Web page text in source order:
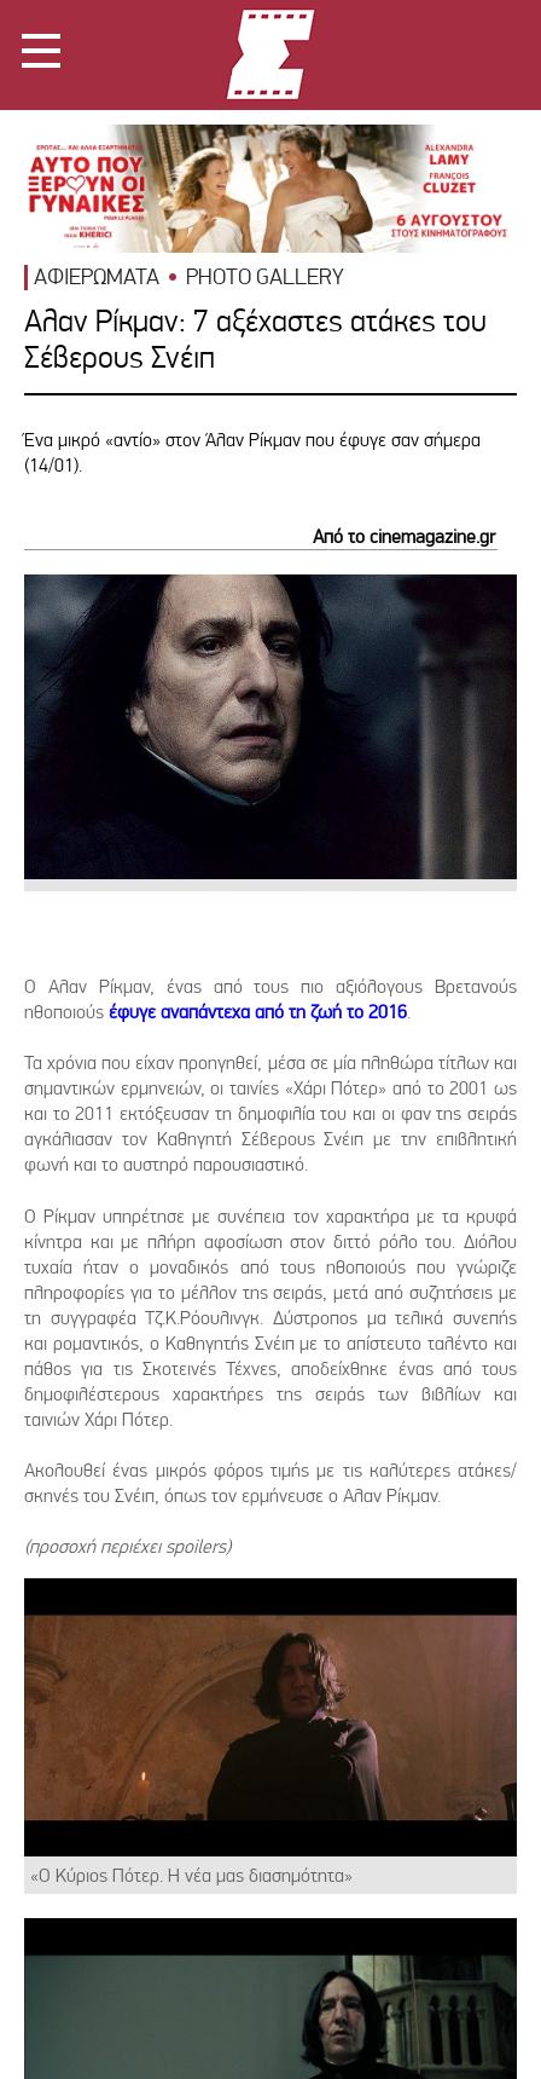
ΑΦΙΕΡΩΜΑΤΑ PHOTO GALLERY
Αλαν Ρίκμαν: 7 αξέχαστες ατάκες του
Σέβερους Σνέιπ
Ένα μικρό «αντίο» στον Άλαν Ρίκμαν που έφυγε σαν σήμερα
(14/01).
Από το cinemagazine.gr
Ο Αλαν Ρίκμαν, ένας από τους πιο αξιόλογους Βρετανούς
ηθοποιούς έφυγε αναπάντεχα από τη ζωή το 2016.
Τα χρόνια που είχαν προηγηθεί, μέσα σε μία πληθώρα τίτλων και
σημαντικών ερμηνειών, οι ταινίες «Χάρι Πότερ» από το 2001 ως
και το 2011 εκτόξευσαν τη δημοφιλία του και οι φαν της σειράς
αγκάλιασαν τον Καθηγητή Σέβερους Σνέιπ με την επιβλητική
φωνή και το αυστηρό παρουσιαστικό.
Ο Ρίκμαν υπηρέτησε με συνέπεια τον χαρακτήρα με τα κρυφά
κίνητρα και με πλήρη αφοσίωση στον διττό ρόλο του. Διόλου
τυχαία ήταν ο μοναδικός από τους ηθοποιούς που γνώριζε
πληροφορίες για το μέλλον της σειράς, μετά από συζητήσεις με
τη συγγραφέα Τζ.Κ.Ρόουλινγκ. Δύστροπος μα τελικά συνεπής
και ρομαντικός, ο Καθηγητής Σνέιπ με το απίστευτο ταλέντο και
πάθος για τις Σκοτεινές Τέχνες, αποδείχθηκε ένας από τους
δημοφιλέστερους χαρακτήρες της σειράς των βιβλίων και
ταινιών Χάρι Πότερ.
Ακολουθεί ένας μικρός φόρος τιμής με τις καλύτερες ατάκες/
σκηνές του Σνέιπ, όπως τον ερμήνευσε ο Αλαν Ρίκμαν.
(προσοχή περιέχει spoilers)
«Ο Κύριος Πότερ. Η νέα μας διασημότητα»